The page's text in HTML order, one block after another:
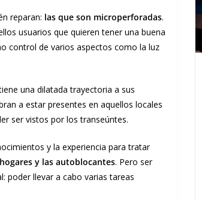
reparan: las que son microperforadas.
usuarios que quieren tener una buena
control de varios aspectos como la luz
una dilatada trayectoria a sus
a estar presentes en aquellos locales
ser vistos por los transeúntes.
y la experiencia para tratar
y las autoblocantes. Pero ser
poder llevar a cabo varias tareas